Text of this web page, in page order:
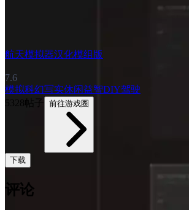
航天模拟器汉化模组版
7.6
模拟科幻写实休闲益智DIY驾驶
5328帖子
前往游戏圈
下载
评论